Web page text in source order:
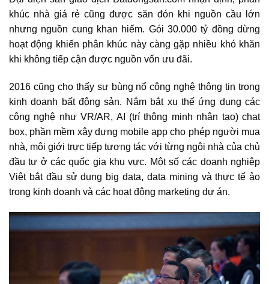
khúc nhà giá rẻ cũng được săn đón khi nguồn cầu lớn
nhưng nguồn cung khan hiếm. Gói 30.000 tỷ đồng dừng
hoạt động khiến phân khúc này càng gặp nhiều khó khăn
khi không tiếp cận được nguồn vốn ưu đãi.
2016 cũng cho thấy sự bùng nổ công nghệ thông tin trong
kinh doanh bất động sản. Nắm bắt xu thế ứng dụng các
công nghệ như VR/AR, AI (trí thông minh nhân tạo) chat
box, phần mềm xây dựng mobile app cho phép người mua
nhà, môi giới trực tiếp tương tác với từng ngôi nhà của chủ
đầu tư ở các quốc gia khu vực. Một số các doanh nghiệp
Việt bắt đầu sử dụng big data, data mining và thực tế ảo
trong kinh doanh và các hoạt động marketing dự án.